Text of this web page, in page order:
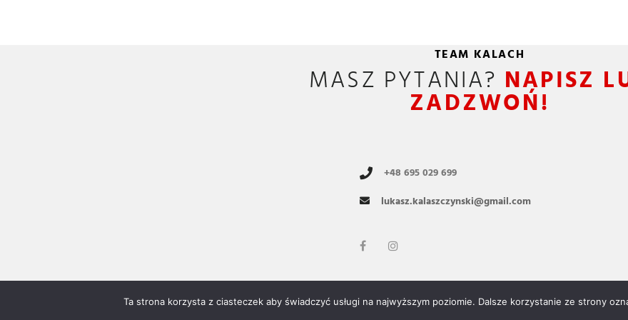
TEAM KALACH
MASZ PYTANIA? NAPISZ
ZADZWOŃ!
+48 695 029 699
lukasz.kalaszczynski@gmail.com
Ta strona korzysta z ciasteczek aby świadczyć usługi na najwyższym poziomie. Dalsze korzystanie ze strony